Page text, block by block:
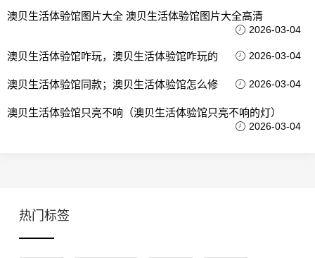
澳贝生活体验馆图片大全 澳贝生活体验馆图片大全高清
2026-03-04
澳贝生活体验馆咋玩，澳贝生活体验馆咋玩的 2026-03-04
澳贝生活体验馆同款；澳贝生活体验馆怎么修 2026-03-04
澳贝生活体验馆只亮不响（澳贝生活体验馆只亮不响的灯）
2026-03-04
热门标签